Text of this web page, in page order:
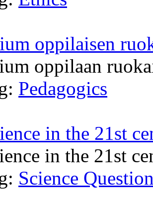
oppilaisen
oppilaan
Pedagogics
in the 21st
in the 21st
Science